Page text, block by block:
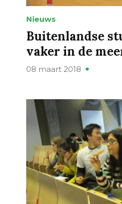
Nieuws
Buitenlandse
vaker in de
08 maart 2018